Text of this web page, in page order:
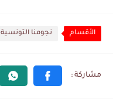
الأقسام نجومنا التونسية